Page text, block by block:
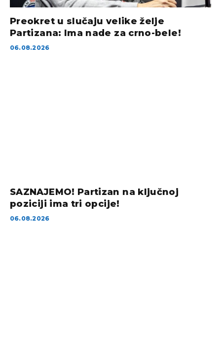
Preokret u slučaju velike želje
Partizana: Ima nade za crno-bele!
06.08.2026
SAZNAJEMO! Partizan na ključnoj
poziciji ima tri opcije!
06.08.2026